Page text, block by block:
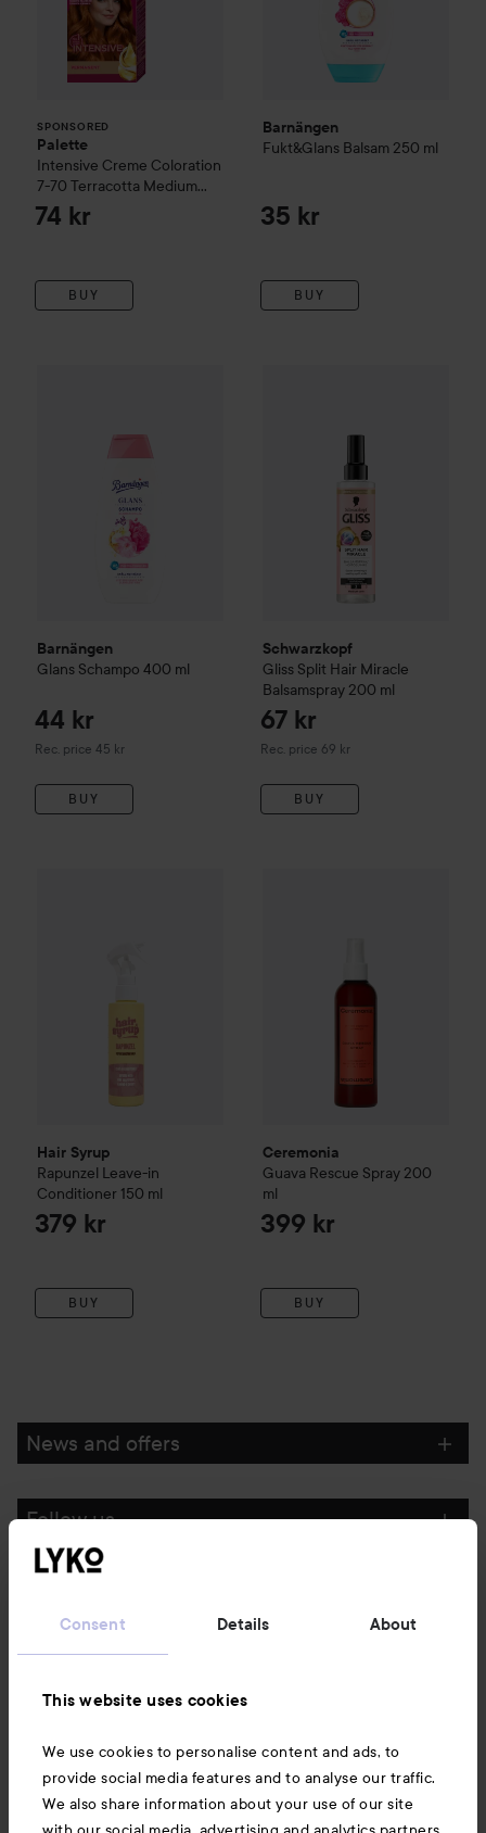
Consent Details About
This website uses cookies
We use cookies to personalise content and ads, to
provide social media features and to analyse our traffic.
We also share information about your use of our site
SPONSORED
Palette
Intensive Creme Coloration
7-70 Terracotta Medium
Blonde
74 kr
BUY
Barnängen
Fukt&Glans Balsam 250 ml
35 kr
BUY
Barnängen
Glans Schampo 400 ml
44 kr
Rec. price 45 kr
Recommended price 45 kr
BUY
Schwarzkopf
Gliss Split Hair Miracle
Balsamspray 200 ml
67 kr
Rec. price 69 kr
Recommended price 69 kr
BUY
Hair Syrup
Rapunzel Leave-in
Conditioner 150 ml
379 kr
BUY
Ceremonia
Guava Rescue Spray 200
ml
399 kr
BUY
News and offers
Follow us
Also of interest